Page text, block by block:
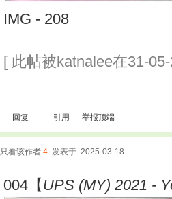
IMG - 208
[ 此帖被katnalee在31-
回复 引用 举报顶端
只看该作者 4 发表于: 2025-03-18
004【UPS (MY) 2021 -